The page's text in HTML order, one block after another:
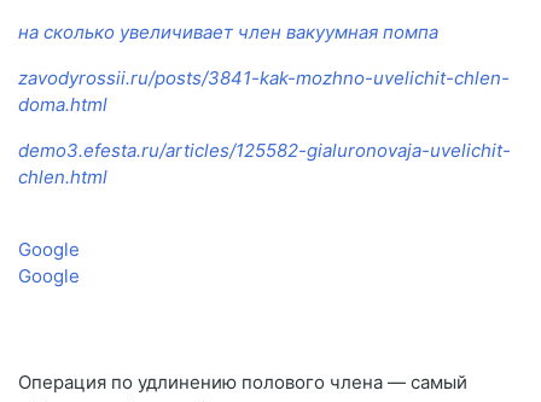
на сколько увеличивает член вакуумная помпа
zavodyrossii.ru/posts/3841-kak-mozhno-uvelichit-chlen-
doma.html
demo3.efesta.ru/articles/125582-gialuronovaja-uvelichit-
chlen.html
Google
Google
Операция по удлинению полового члена — самый